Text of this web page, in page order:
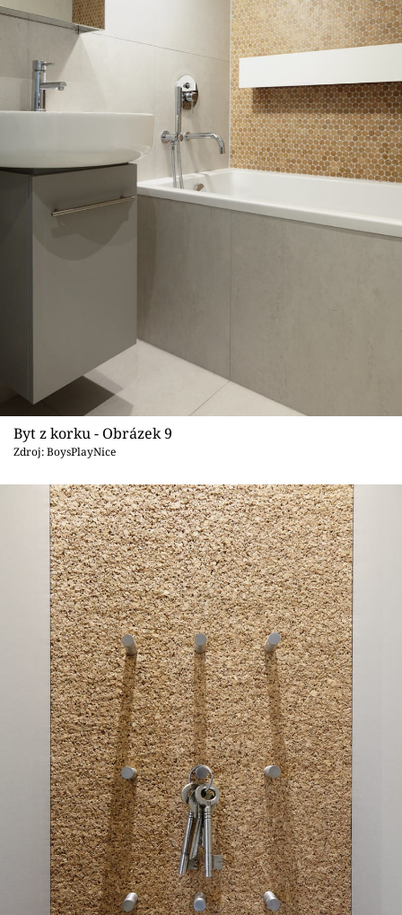
Byt z korku - Obrázek 9
Zdroj: BoysPlayNice